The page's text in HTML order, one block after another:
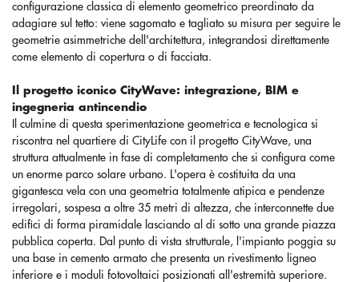
configurazione classica di elemento geometrico preordinato da
adagiare sul tetto: viene sagomato e tagliato su misura per seguire le
geometrie asimmetriche dell'architettura, integrandosi direttamente
come elemento di copertura o di facciata.
Il progetto iconico CityWave: integrazione, BIM e
ingegneria antincendio
Il culmine di questa sperimentazione geometrica e tecnologica si
riscontra nel quartiere di CityLife con il progetto CityWave, una
struttura attualmente in fase di completamento che si configura come
un enorme parco solare urbano. L'opera è costituita da una
gigantesca vela con una geometria totalmente atipica e pendenze
irregolari, sospesa a oltre 35 metri di altezza, che interconnette due
edifici di forma piramidale lasciando al di sotto una grande piazza
pubblica coperta. Dal punto di vista strutturale, l'impianto poggia su
una base in cemento armato che presenta un rivestimento ligneo
inferiore e i moduli fotovoltaici posizionati all'estremità superiore.